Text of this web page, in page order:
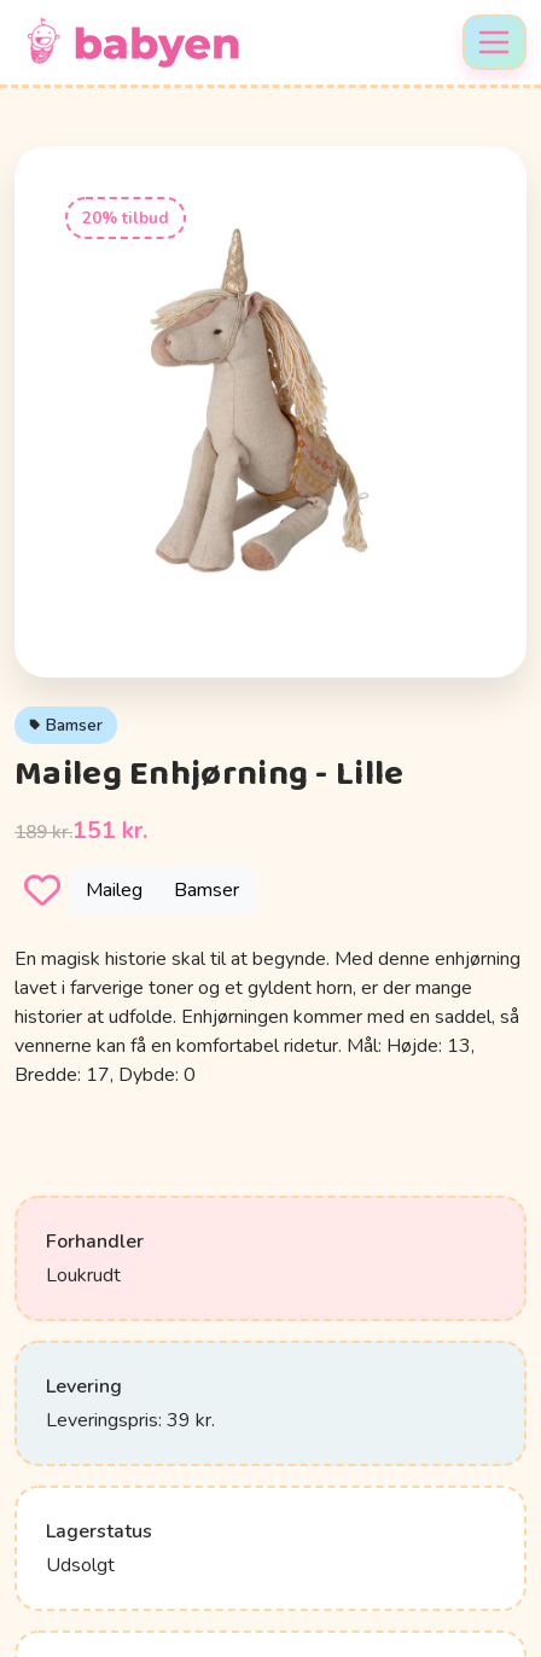
20% tilbud
Bamser
Maileg Enhjørning - Lille
189 kr.151 kr.
Maileg Bamser
En magisk historie skal til at begynde. Med denne enhjørning
lavet i farverige toner og et gyldent horn, er der mange
historier at udfolde. Enhjørningen kommer med en saddel, så
vennerne kan få en komfortabel ridetur. Mål: Højde: 13,
Bredde: 17, Dybde: 0
Forhandler
Loukrudt
Levering
Leveringspris: 39 kr.
Lagerstatus
Udsolgt